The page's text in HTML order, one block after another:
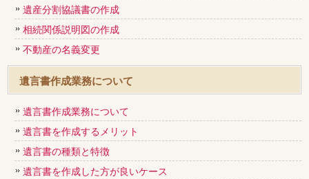
遺産分割協議書の作成
相続関係説明図の作成
不動産の名義変更
遺言書作成業務について
遺言書作成業務について
遺言書を作成するメリット
遺言書の種類と特徴
遺言書を作成した方が良いケース